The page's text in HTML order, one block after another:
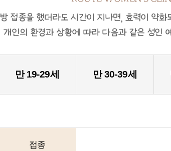
접종을 했더라도 시간이 지나면, 효력이 약화
개인의 환경과 상황에 따라 다음과 같은 성인
만 19-29세 만 30-39세
접종